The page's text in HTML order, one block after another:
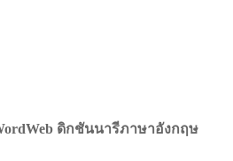
ดิกชันนารีภาษาอังกฤษ